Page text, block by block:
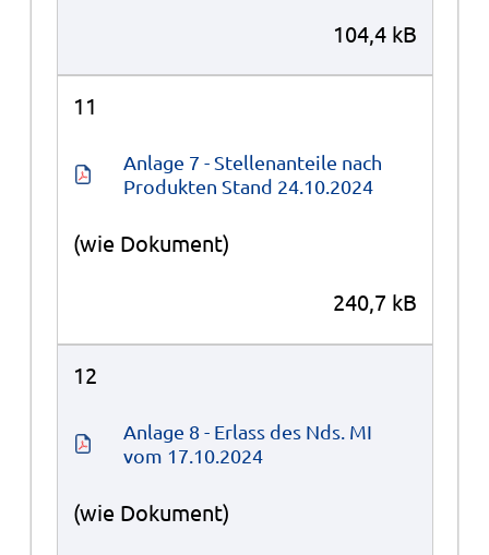
104,4 kB
11
Anlage 7 - Stellenanteile nach
Produkten Stand 24.10.2024
(wie Dokument)
240,7 kB
12
Anlage 8 - Erlass des Nds. MI
vom 17.10.2024
(wie Dokument)